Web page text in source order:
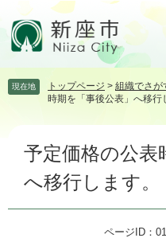
頭飛 現在地 トップページ > 組織でさが
時期を「事後公表」へ移行
予定価格の公表
へ移行します。
ページID：